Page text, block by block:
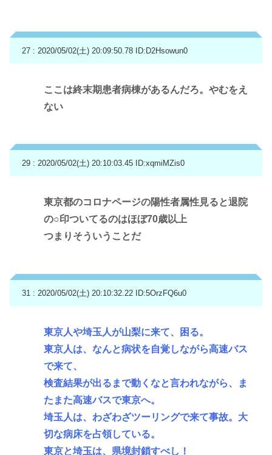
27 : 2020/05/02(土) 20:09:50.78 ID:D2Hsowun0
ここは終末期患者病棟があるんだろ。やむをえ
ない
29 : 2020/05/02(土) 20:10:03.45 ID:xqmiMZis0
東京都のコロナページの陽性者属性見ると退院
の○印ついてるのはほぼ70歳以上
つまりそういうことだ
31 : 2020/05/02(土) 20:10:32.22 ID:5OrzFQ6u0
東京人や埼玉人が山梨に来て、困る。
東京人は、なんと病状を自覚しながら高速バス
で来て、
検査結果が出るまで動くなと言われながら、ま
たまた高速バスで東京へ。
埼玉人は、わざわざツーリングで来て事故。大
切な病床を占領している。
東京と埼玉は、県境封鎖すべし！